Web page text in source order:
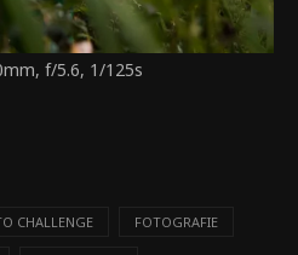
f/5.6, 1/125s
CHALLENGE FOTOGRAFIE